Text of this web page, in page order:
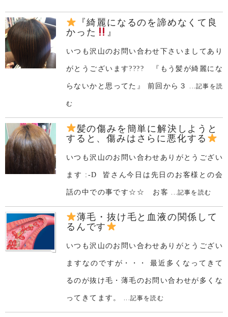
『綺麗になるのを諦めなくて良
かった
』
いつも沢山のお問い合わせ下さいましてあり
がとうございます???? 『もう髪が綺麗にな
らないかと思ってた』 前回から３ ...記事を読
む
髪の傷みを簡単に解決しようと
すると、傷みはさらに悪化する
いつも沢山のお問い合わせありがとうござい
ます :-D 皆さん今日は先日のお客様との会
話の中での事です☆☆ お客 ...記事を読む
薄毛・抜け毛と血液の関係して
るんです
いつも沢山のお問い合わせありがとうござい
ますなのですが・・・ 最近多くなってきて
るのが抜け毛・薄毛のお問い合わせが多くな
ってきてます。 ...記事を読む